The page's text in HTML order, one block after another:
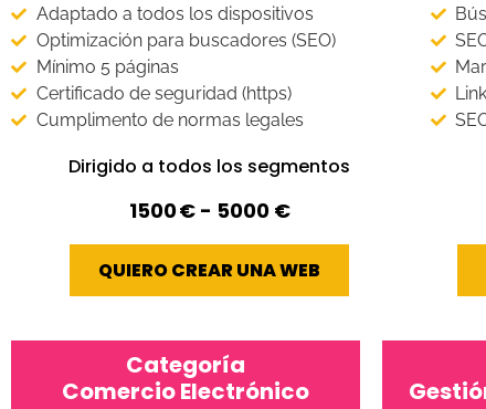
Adaptado a todos los dispositivos
Optimización para buscadores (SEO)
Mínimo 5 páginas
Certificado de seguridad (https)
Cumplimento de normas legales
Dirigido a todos los segmentos
1500 € - 5000 €
QUIERO CREAR UNA WEB
Categoría
Comercio Electrónico